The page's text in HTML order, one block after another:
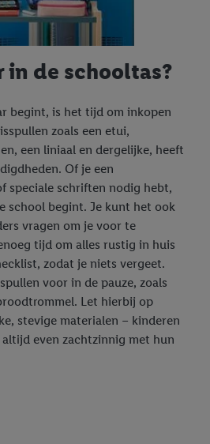
in de schooltas?
begint, is het tijd om inkopen
zoals een etui,
een liniaal en dergelijke, heeft
Of je een
speciale schriften nodig hebt,
school begint. Je kunt het ook
vragen om je voor te
tijd om alles rustig in huis
zodat je niets vergeet.
voor in de pauze, zoals
Let hierbij op
stevige materialen – kinderen
even zachtzinnig met hun